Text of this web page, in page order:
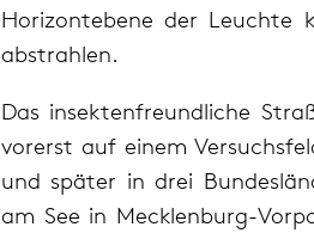
Horizontebene der Leuchte
abstrahlen.
Das insektenfreundliche
vorerst auf einem
und später in drei
am See in Mecklenburg-